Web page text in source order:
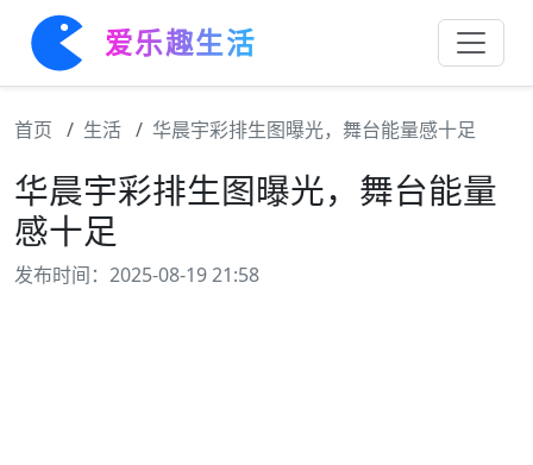
爱乐趣生活
首页 生活 华晨宇彩排生图曝光，舞台能量感十足
华晨宇彩排生图曝光，舞台能量
感十足
发布时间：2025-08-19 21:58